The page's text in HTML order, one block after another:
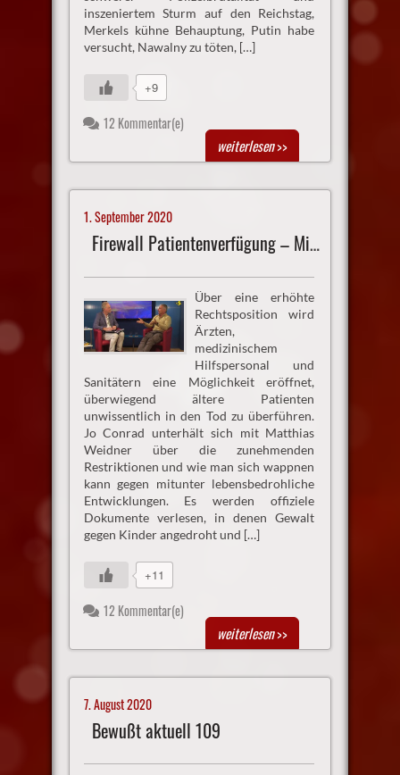
inszeniertem Sturm auf den Reichstag,
Merkels kühne Behauptung, Putin habe
versucht, Nawalny zu töten, […]
+9
12 Kommentar(e)
weiterlesen>>
1. September 2020
Firewall Patientenverfügung – Mit Bürgerrechten Kindesentzug stoppen
Über eine erhöhte
Rechtsposition wird
Ärzten,
medizinischem
Hilfspersonal und
Sanitätern eine Möglichkeit eröffnet,
überwiegend ältere Patienten
unwissentlich in den Tod zu überführen.
Jo Conrad unterhält sich mit Matthias
Weidner über die zunehmenden
Restriktionen und wie man sich wappnen
kann gegen mitunter lebensbedrohliche
Entwicklungen. Es werden offiziele
Dokumente verlesen, in denen Gewalt
gegen Kinder angedroht und […]
+11
12 Kommentar(e)
weiterlesen>>
7. August 2020
Bewußt aktuell 109